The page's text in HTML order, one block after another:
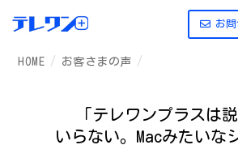
お
HOME お客さまの声
「テレワンプラスは
いらない。Macみたいな